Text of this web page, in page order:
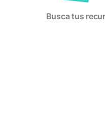
Busca tus